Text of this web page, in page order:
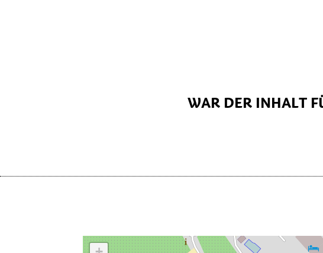
WAR DER INHALT